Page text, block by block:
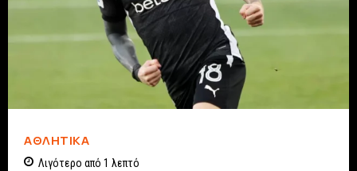
ΑΘΛΗΤΙΚΆ
Λιγότερο από 1 λεπτό